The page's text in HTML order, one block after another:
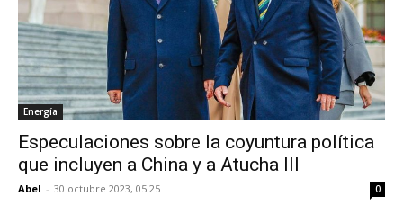
Energía
Especulaciones sobre la coyuntura política
que incluyen a China y a Atucha III
Abel - 30 octubre 2023, 05:25 0